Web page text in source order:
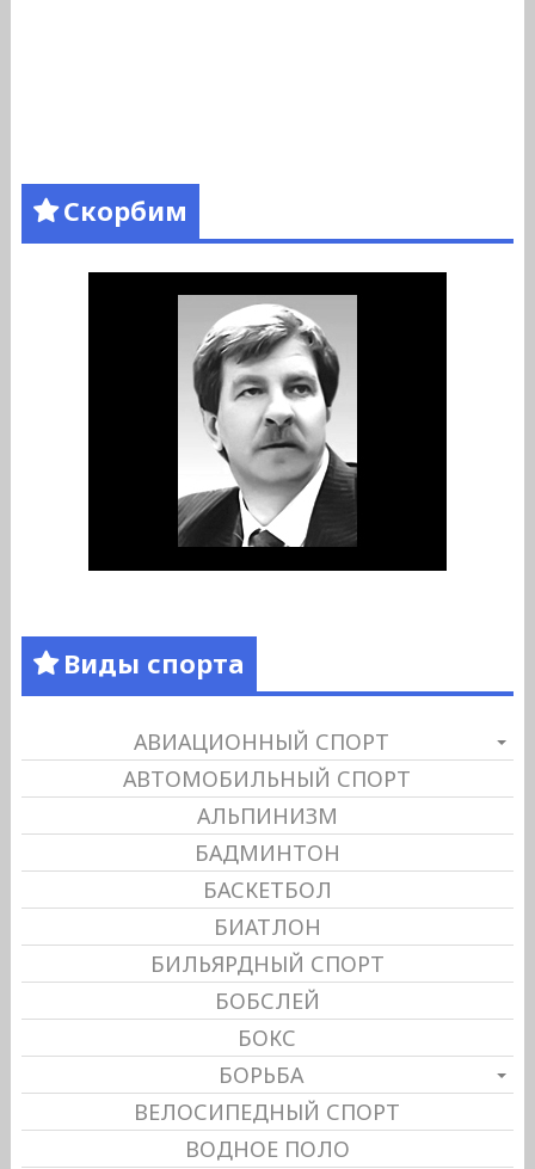
Скорбим
Виды спорта
АВИАЦИОННЫЙ СПОРТ
АВТОМОБИЛЬНЫЙ СПОРТ
АЛЬПИНИЗМ
БАДМИНТОН
БАСКЕТБОЛ
БИАТЛОН
БИЛЬЯРДНЫЙ СПОРТ
БОБСЛЕЙ
БОКС
БОРЬБА
ВЕЛОСИПЕДНЫЙ СПОРТ
ВОДНОЕ ПОЛО